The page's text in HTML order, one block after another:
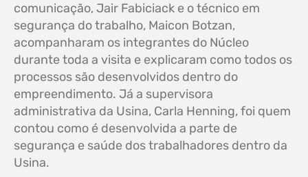
comunicação, Jair Fabiciack e o técnico em
segurança do trabalho, Maicon Botzan,
acompanharam os integrantes do Núcleo
durante toda a visita e explicaram como todos os
processos são desenvolvidos dentro do
empreendimento. Já a supervisora
administrativa da Usina, Carla Henning, foi quem
contou como é desenvolvida a parte de
segurança e saúde dos trabalhadores dentro da
Usina.